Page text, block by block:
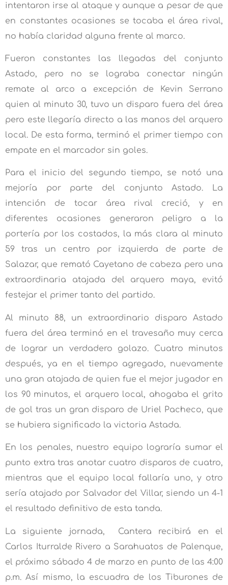
intentaron irse al ataque y aunque a pesar de que
en constantes ocasiones se tocaba el área rival,
no había claridad alguna frente al marco.
Fueron constantes las llegadas del conjunto
Astado, pero no se lograba conectar ningún
remate al arco a excepción de Kevin Serrano
quien al minuto 30, tuvo un disparo fuera del área
pero este llegaría directo a las manos del arquero
local. De esta forma, terminó el primer tiempo con
empate en el marcador sin goles.
Para el inicio del segundo tiempo, se notó una
mejoría por parte del conjunto Astado. La
intención de tocar área rival creció, y en
diferentes ocasiones generaron peligro a la
portería por los costados, la más clara al minuto
59 tras un centro por izquierda de parte de
Salazar, que remató Cayetano de cabeza pero una
extraordinaria atajada del arquero maya, evitó
festejar el primer tanto del partido.
Al minuto 88, un extraordinario disparo Astado
fuera del área terminó en el travesaño muy cerca
de lograr un verdadero golazo. Cuatro minutos
después, ya en el tiempo agregado, nuevamente
una gran atajada de quien fue el mejor jugador en
los 90 minutos, el arquero local, ahogaba el grito
de gol tras un gran disparo de Uriel Pacheco, que
se hubiera significado la victoria Astada.
En los penales, nuestro equipo lograría sumar el
punto extra tras anotar cuatro disparos de cuatro,
mientras que el equipo local fallaría uno, y otro
sería atajado por Salvador del Villar, siendo un 4-1
el resultado definitivo de esta tanda.
La siguiente jornada, Cantera recibirá en el
Carlos Iturralde Rivero a Sarahuatos de Palenque,
el próximo sábado 4 de marzo en punto de las 4:00
p.m. Así mismo, la escuadra de los Tiburones de